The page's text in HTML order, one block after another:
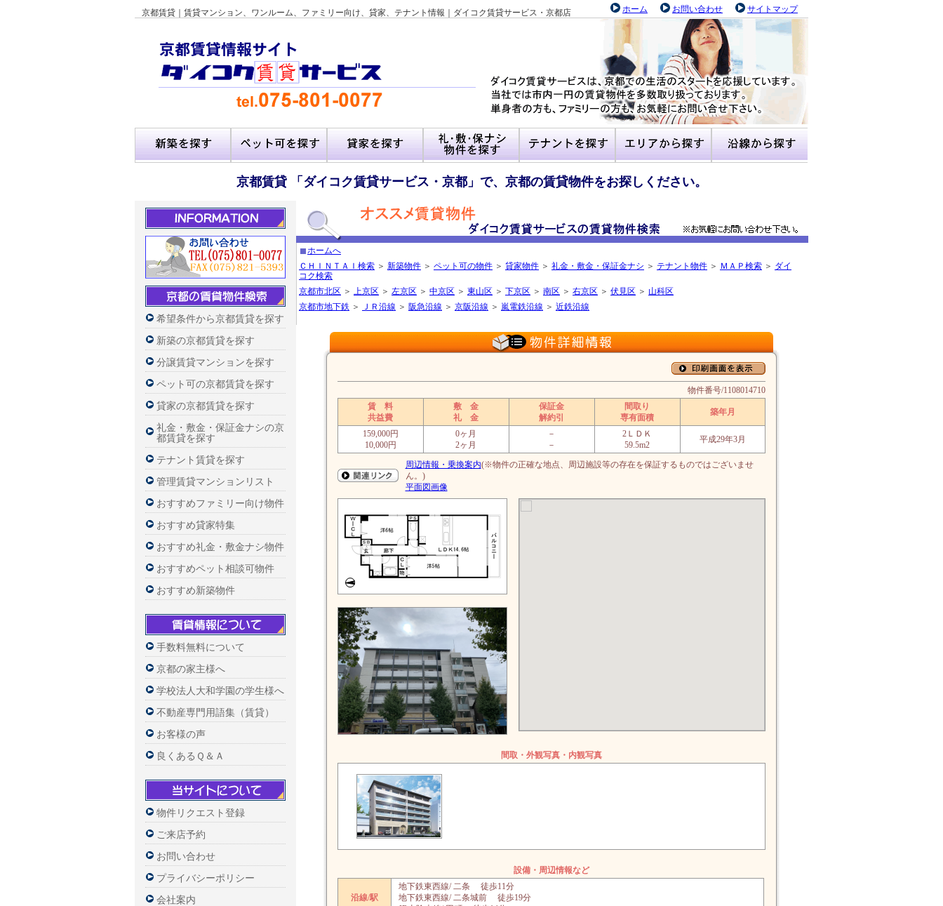
京都賃貸｜賃貸マンション、ワンルーム、ファミリー向け、貸家、テナント情報｜ダイコク賃貸サービス・京都店 ホーム お問い合わせ サイトマップ
京都賃貸 「ダイコク賃貸サービス・京都」で、京都の賃貸物件をお探しください。
希望条件から京都賃貸を探す
新築の京都賃貸を探す
分譲賃貸マンションを探す
ペット可の京都賃貸を探す
貸家の京都賃貸を探す
礼金・敷金・保証金ナシの京
都賃貸を探す
テナント賃貸を探す
管理賃貸マンションリスト
おすすめファミリー向け物件
おすすめ貸家特集
おすすめ礼金・敷金ナシ物件
おすすめペット相談可物件
おすすめ新築物件
手数料無料について
京都の家主様へ
学校法人大和学園の学生様へ
不動産専門用語集（賃貸）
お客様の声
良くあるＱ＆Ａ
物件リクエスト登録
ご来店予約
お問い合わせ
プライバシーポリシー
会社案内
ホームへ
ＣＨＩＮＴＡＩ検索 ＞ 新築物件 ＞ ペット可の物件 ＞ 貸家物件 ＞ 礼金・敷金・保証金ナシ ＞ テナント物件 ＞ ＭＡＰ検索 ＞ ダイ
コク検索
京都市北区 ＞ 上京区 ＞ 左京区 ＞ 中京区 ＞ 東山区 ＞ 下京区 ＞ 南区 ＞ 右京区 ＞ 伏見区 ＞ 山科区
京都市地下鉄 ＞ ＪＲ沿線 ＞ 阪急沿線 ＞ 京阪沿線 ＞ 嵐電鉄沿線 ＞ 近鉄沿線